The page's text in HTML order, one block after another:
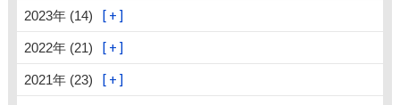
2023年 (14)
2022年 (21)
2021年 (23)